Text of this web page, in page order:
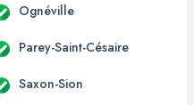
Ognéville
Parey-Saint-Césaire
Saxon-Sion